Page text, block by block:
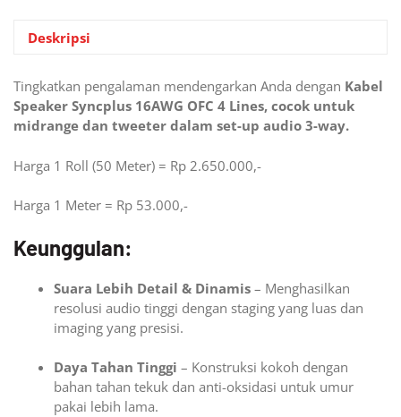
Deskripsi
Tingkatkan pengalaman mendengarkan Anda dengan Kabel
Speaker Syncplus 16AWG OFC 4 Lines, cocok untuk
midrange dan tweeter dalam set-up audio 3-way.
Harga 1 Roll (50 Meter) = Rp 2.650.000,-
Harga 1 Meter = Rp 53.000,-
Keunggulan:
Suara Lebih Detail & Dinamis – Menghasilkan
resolusi audio tinggi dengan staging yang luas dan
imaging yang presisi.
Daya Tahan Tinggi – Konstruksi kokoh dengan
bahan tahan tekuk dan anti-oksidasi untuk umur
pakai lebih lama.